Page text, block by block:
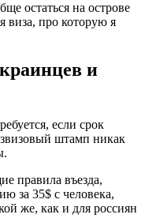
остаться на острове
виза, про которую я
и
если срок
штамп никак
правила въезда,
за 35$ с человека,
же, как и для россиян